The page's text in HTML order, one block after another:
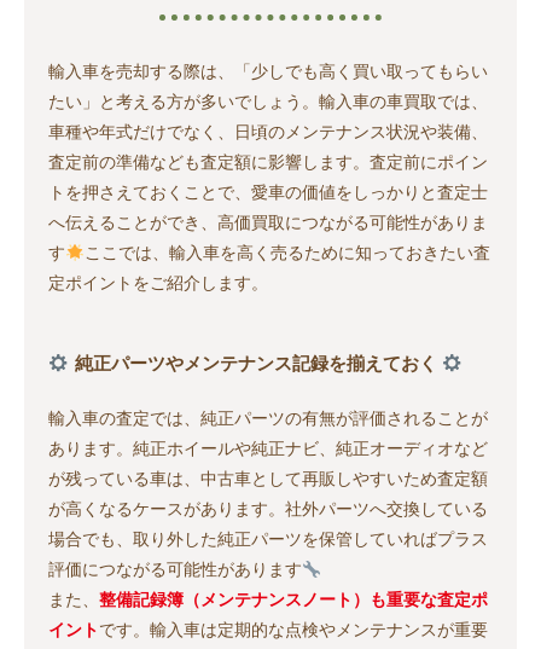
輸入車を売却する際は、「少しでも高く買い取ってもらい
たい」と考える方が多いでしょう。輸入車の車買取では、
車種や年式だけでなく、日頃のメンテナンス状況や装備、
査定前の準備なども査定額に影響します。査定前にポイン
トを押さえておくことで、愛車の価値をしっかりと査定士
へ伝えることができ、高価買取につながる可能性がありま
す
ここでは、輸入車を高く売るために知っておきたい査
定ポイントをご紹介します。
純正パーツやメンテナンス記録を揃えておく
輸入車の査定では、純正パーツの有無が評価されることが
あります。純正ホイールや純正ナビ、純正オーディオなど
が残っている車は、中古車として再販しやすいため査定額
が高くなるケースがあります。社外パーツへ交換している
場合でも、取り外した純正パーツを保管していればプラス
評価につながる可能性があります
また、 整備記録簿（メンテナンスノート）も重要な査定ポ
イントです。輸入車は定期的な点検やメンテナンスが重要